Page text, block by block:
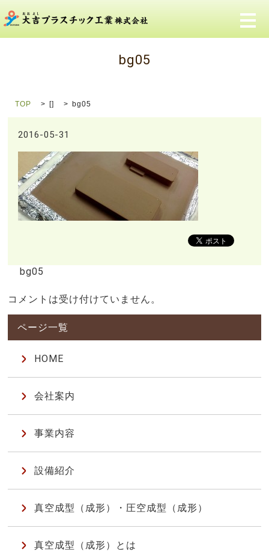
メ
bg05
TOP [] bg05
2016-05-31
bg05
コメントは受け付けていません。
HOME
会社案内
事業内容
設備紹介
真空成型（成形）・圧空成型（成形）
真空成型（成形）とは